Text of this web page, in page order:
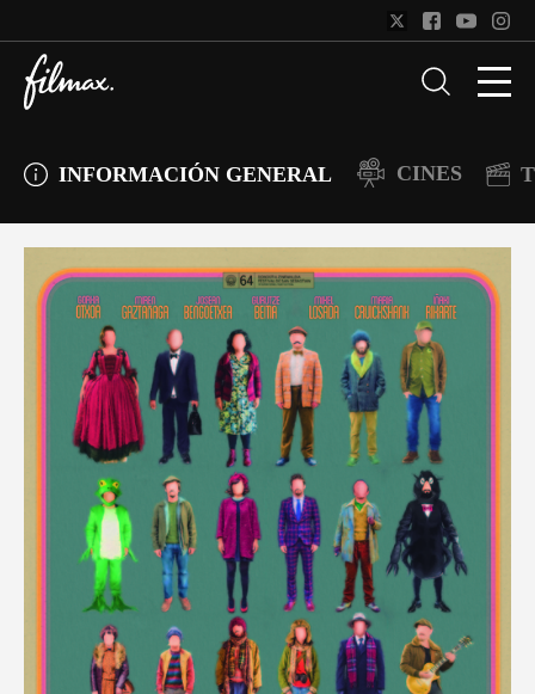
INFORMACIÓN GENERAL CINES